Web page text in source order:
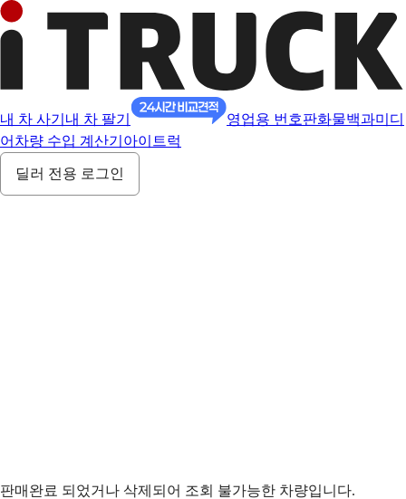
내 차 사기 내 차 팔기 영업용 번호판화물백과미디
어 차량 수입 계산기 아이트럭
딜러 전용 로그인
판매완료 되었거나 삭제되어 조회 불가능한 차량입니다.